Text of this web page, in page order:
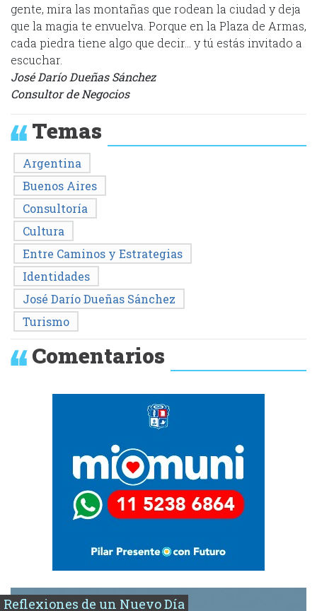
gente, mira las montañas que rodean la ciudad y deja
que la magia te envuelva. Porque en la Plaza de Armas,
cada piedra tiene algo que decir… y tú estás invitado a
escuchar.
José Darío Dueñas Sánchez
Consultor de Negocios
Temas
Argentina
Buenos Aires
Consultoría
Cultura
Entre Caminos y Estrategias
Identidades
José Darío Dueñas Sánchez
Turismo
Comentarios
Reflexiones de un Nuevo Día